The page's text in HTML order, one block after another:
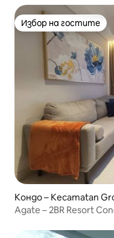
Избор на гостите
Избор на гостите
Кондо – Kecamatan
Agate – 2BR Resort